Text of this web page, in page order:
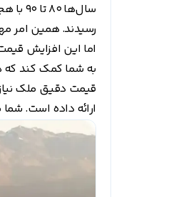
رسیدند. همین امر
اما این افزایش
به شما کمک کند که
قیمت دقیق ملک
ارائه داده است.